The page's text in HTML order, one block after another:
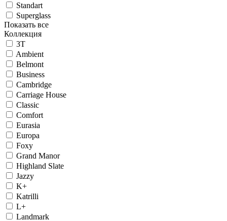
Standart
Superglass
Показать все
Коллекция
3T
Ambient
Belmont
Business
Cambridge
Carriage House
Classic
Comfort
Eurasia
Europa
Foxy
Grand Manor
Highland Slate
Jazzy
K+
Katrilli
L+
Landmark